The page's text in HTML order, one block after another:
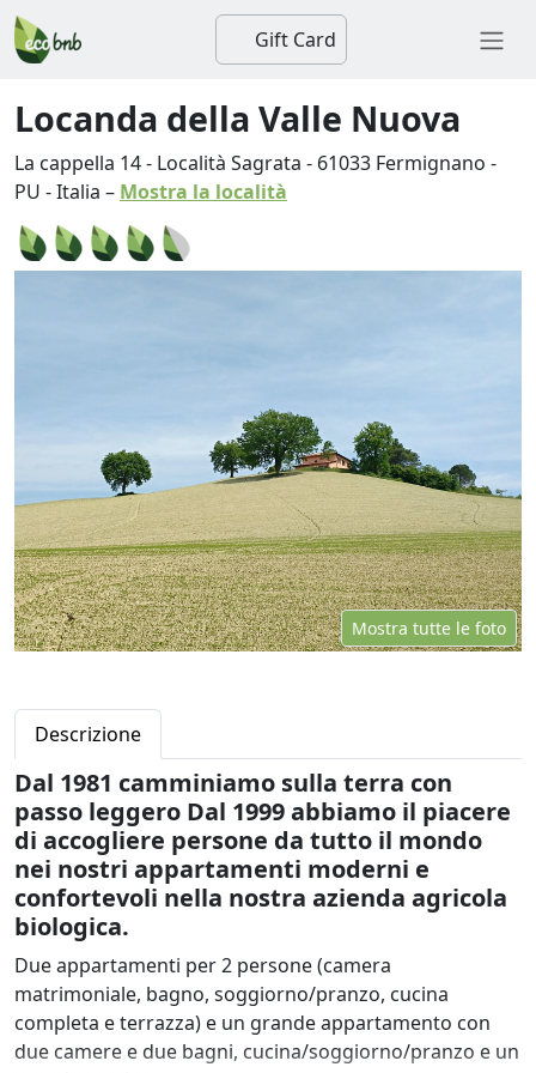
Gift Card
Locanda della Valle Nuova
La cappella 14 - Località Sagrata - 61033 Fermignano -
PU -Italia – Mostra la località
Mostra tutte le foto
Descrizione
Dal 1981 camminiamo sulla terra con
passo leggero Dal 1999 abbiamo il piacere
di accogliere persone da tutto il mondo
nei nostri appartamenti moderni e
confortevoli nella nostra azienda agricola
biologica.
Due appartamenti per 2 persone (camera
matrimoniale, bagno, soggiorno/pranzo, cucina
completa e terrazza) e un grande appartamento con
due camere e due bagni, cucina/soggiorno/pranzo e un